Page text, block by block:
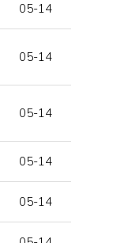
05-14
05-14
05-14
05-14
05-14